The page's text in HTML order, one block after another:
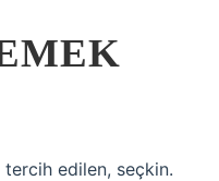
tercih edilen, seçkin.